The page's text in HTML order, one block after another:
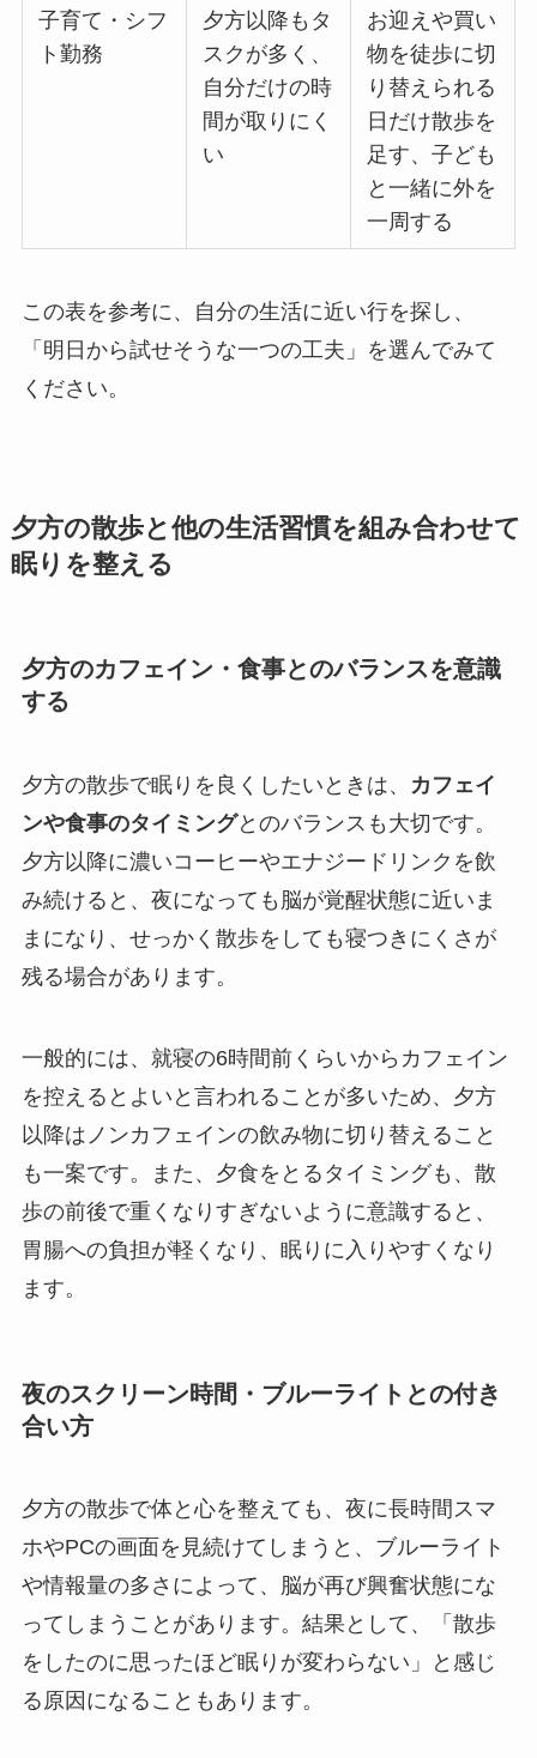
子育て・シフ
ト勤務
夕方以降もタ
スクが多く、
自分だけの時
間が取りにく
い
お迎えや買い
物を徒歩に切
り替えられる
日だけ散歩を
足す、子ども
と一緒に外を
一周する
この表を参考に、自分の生活に近い行を探し、
「明日から試せそうな一つの工夫」を選んでみて
ください。
夕方の散歩と他の生活習慣を組み合わせて
眠りを整える
夕方のカフェイン・食事とのバランスを意識
する
夕方の散歩で眠りを良くしたいときは、
カフェイ
ンや食事のタイミングとのバランスも大切です。
夕方以降に濃いコーヒーやエナジードリンクを飲
み続けると、夜になっても脳が覚醒状態に近いま
まになり、せっかく散歩をしても寝つきにくさが
残る場合があります。
一般的には、就寝の6時間前くらいからカフェイン
を控えるとよいと言われることが多いため、夕方
以降はノンカフェインの飲み物に切り替えること
も一案です。また、夕食をとるタイミングも、散
歩の前後で重くなりすぎないように意識すると、
胃腸への負担が軽くなり、眠りに入りやすくなり
ます。
夜のスクリーン時間・ブルーライトとの付き
合い方
夕方の散歩で体と心を整えても、夜に長時間スマ
ホやPCの画面を見続けてしまうと、ブルーライト
や情報量の多さによって、脳が再び興奮状態にな
ってしまうことがあります。結果として、「散歩
をしたのに思ったほど眠りが変わらない」と感じ
る原因になることもあります。